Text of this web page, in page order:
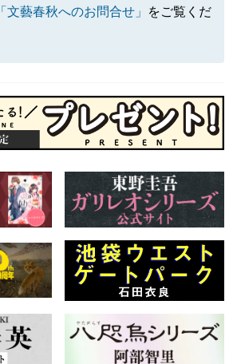
「文藝春秋へのお問合せ」
をご覧くだ